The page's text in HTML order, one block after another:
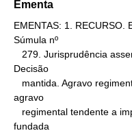
Ementa
EMENTAS: 1. RECURSO.
Súmula nº
Decisão
agravo
fundada